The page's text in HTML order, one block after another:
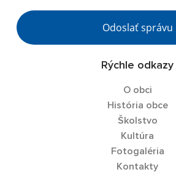
Odoslať správu
Rýchle odkazy
O obci
História obce
Školstvo
Kultúra
Fotogaléria
Kontakty